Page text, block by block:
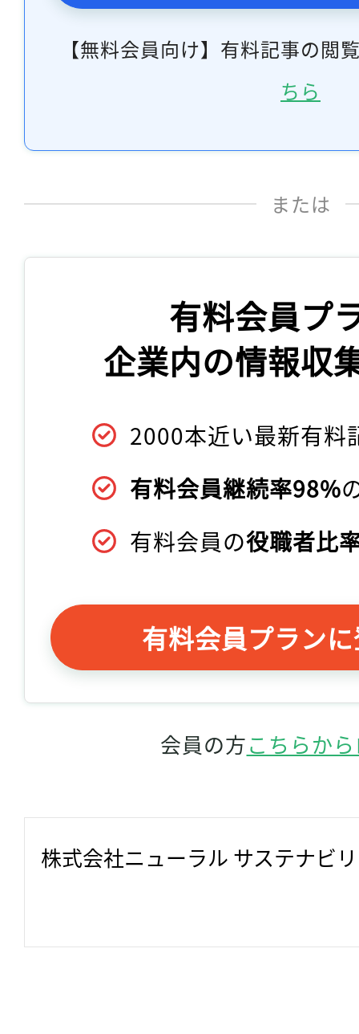
【無料会員向け】有料記事の閲
ちら
または
有料会員プ
企業内の情報収
2000本近い最新有料
有料会員継続率98%
有料会員の役職者比
有料会員プラン
会員の方こちらか
株式会社ニューラル サステナビ